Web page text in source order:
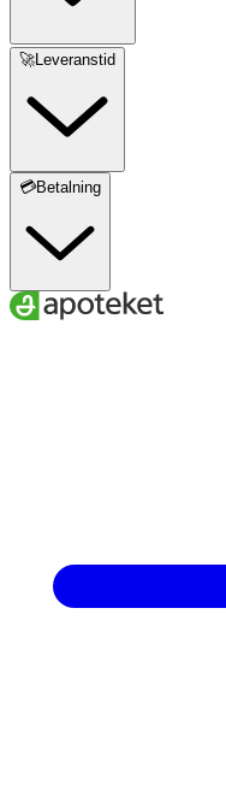
🚀Leveranstid
💳Betalning